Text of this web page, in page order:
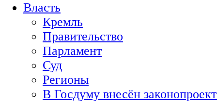
Власть
Кремль
Правительство
Парламент
Суд
Регионы
В Госдуму внесён